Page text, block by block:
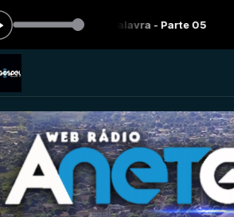
a palavra - Parte 05